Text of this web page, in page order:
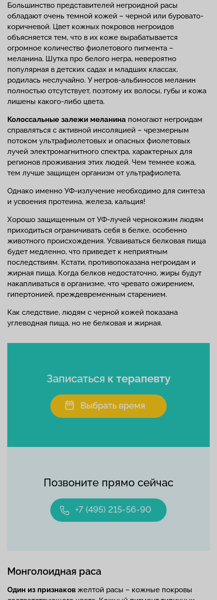
Большинство представителей негроидной расы
обладают очень темной кожей – черной или буровато-
коричневой. Цвет кожных покровов негроидов
объясняется тем, что в их коже вырабатывается
огромное количество фиолетового пигмента –
меланина. Шутка про белого негра, невероятно
популярная в детских садах и младших классах,
родилась неслучайно. У негров-альбиносов меланин
полностью отсутствует, поэтому их волосы, губы и кожа
лишены какого-либо цвета.
Колоссальные залежи меланина помогают негроидам
справляться с активной инсоляцией – чрезмерным
потоком ультрафиолетовых и опасных фиолетовых
лучей электромагнитного спектра, характерных для
регионов проживания этих людей. Чем темнее кожа,
тем лучше защищен организм от ультрафиолета.
Однако именно УФ-излучение необходимо для синтеза
и усвоения протеина, железа, кальция!
Хорошо защищенным от УФ-лучей чернокожим людям
приходиться ограничивать себя в белке, особенно
животного происхождения. Усваиваться белковая пища
будет медленно, что приведет к неприятным
последствиям. Кстати, противопоказана негроидам и
жирная пища. Когда белков недостаточно, жиры будут
накапливаться в организме, что чревато ожирением,
гипертонией, преждевременным старением.
Как следствие, людям с черной кожей показана
углеводная пища, но не белковая и жирная.
Позвоните прямо сейчас
+7 (495) 215-56-90
Записаться к терапевту
Выбрать время
Монголоидная раса
Один из признаков желтой расы – кожные покровы